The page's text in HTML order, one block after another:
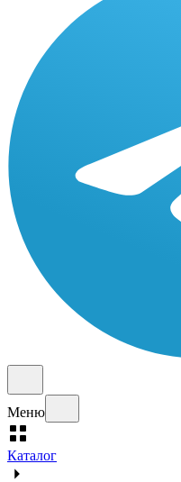
Меню
Каталог